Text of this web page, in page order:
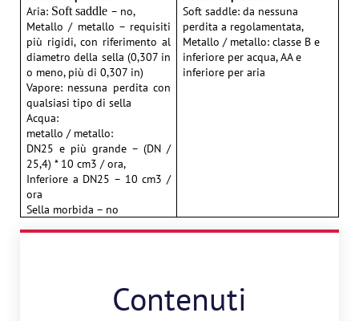
Aria: Soft saddle – no,
Metallo / metallo – requisiti
più rigidi, con riferimento al
diametro della sella (0,307 in
o meno, più di 0,307 in)
Vapore: nessuna perdita con
qualsiasi tipo di sella
Acqua:
metallo / metallo:
DN25 e più grande – (DN /
25,4) * 10 cm3 / ora,
Inferiore a DN25 – 10 cm3 /
ora
Sella morbida – no
Soft saddle: da nessuna
perdita a regolamentata,
Metallo / metallo: classe B e
inferiore per acqua, AA e
inferiore per aria
Contenuti